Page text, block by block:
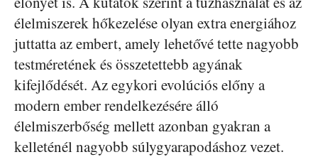
élelmiszerek hőkezelése olyan extra energiához
juttatta az embert, amely lehetővé tette nagyobb
testméretének és összetettebb agyának
kifejlődését. Az egykori evolúciós előny a
modern ember rendelkezésére álló
élelmiszerbőség mellett azonban gyakran a
kelleténél nagyobb súlygyarapodáshoz vezet.